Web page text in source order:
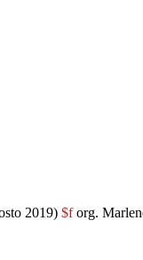
2019) $forg.